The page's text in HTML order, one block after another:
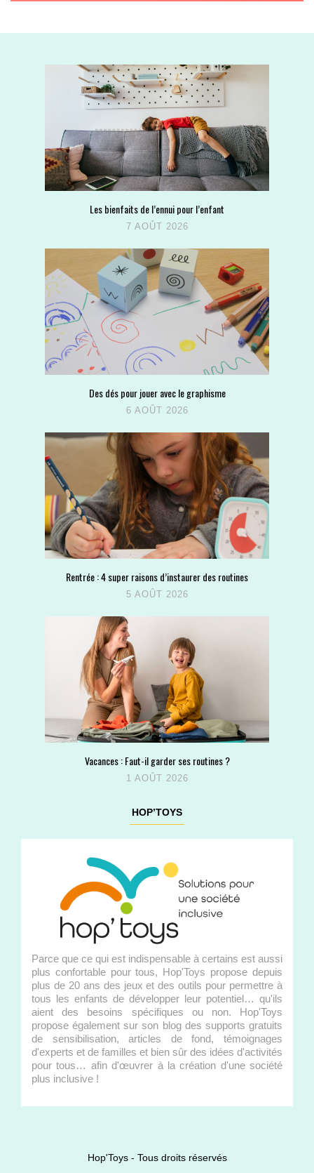
Les bienfaits de l’ennui pour l’enfant
7 AOÛT 2026
Des dés pour jouer avec le graphisme
6 AOÛT 2026
Rentrée : 4 super raisons d’instaurer des routines
5 AOÛT 2026
Vacances : Faut-il garder ses routines ?
1 AOÛT 2026
HOP’TOYS
Parce que ce qui est indispensable à certains est aussi
plus confortable pour tous, Hop'Toys propose depuis
plus de 20 ans des jeux et des outils pour permettre à
tous les enfants de développer leur potentiel… qu'ils
aient des besoins spécifiques ou non. Hop'Toys
propose également sur son blog des supports gratuits
de sensibilisation, articles de fond, témoignages
d'experts et de familles et bien sûr des idées d'activités
pour tous… afin d'œuvrer à la création d'une société
plus inclusive !
Hop'Toys - Tous droits réservés